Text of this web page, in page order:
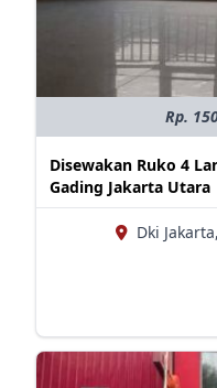
Rp.
Disewakan Ruko 4
Gading Jakarta Utara
Dki Jakarta,